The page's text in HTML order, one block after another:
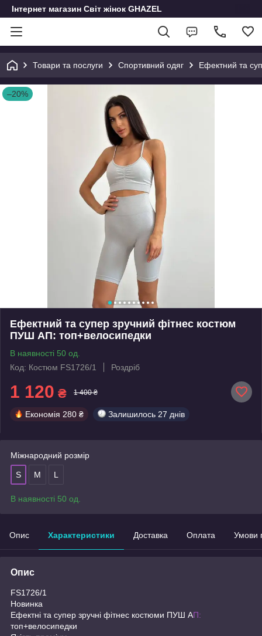
Інтернет магазин Світ жінок GHAZEL
Товари та послуги Спортивний одяг Ефектний та
–20%
Ефектний та супер зручний фітнес костюм
ПУШ АП: топ+велосипедки
В наявності 50 од.
Код: Костюм FS1726/1
Роздріб
1 120 ₴ 1 400 ₴
Економія 280 ₴ Залишилось 27 днів
Міжнародний розмір
S M L
В наявності 50 од.
Опис Характеристики Доставка Оплата Умови
Опис
FS1726/1
Новинка
Ефектні та супер зручні фітнес костюми ПУШ АП:
топ+велосипедки